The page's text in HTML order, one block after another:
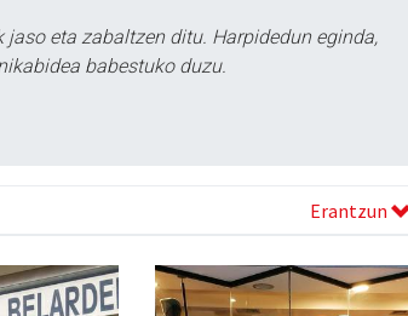
eta zabaltzen ditu. Harpidedun eginda,
babestuko duzu.
Erantzun